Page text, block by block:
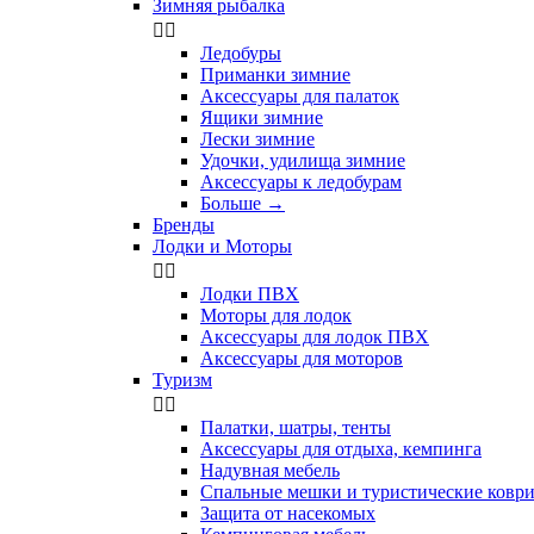
Зимняя рыбалка
 
Ледобуры
Приманки зимние
Аксессуары для палаток
Ящики зимние
Лески зимние
Удочки, удилища зимние
Аксессуары к ледобурам
Больше →
Бренды
Лодки и Моторы
 
Лодки ПВХ
Моторы для лодок
Аксессуары для лодок ПВХ
Аксессуары для моторов
Туризм
 
Палатки, шатры, тенты
Аксессуары для отдыха, кемпинга
Надувная мебель
Спальные мешки и туристические
Защита от насекомых